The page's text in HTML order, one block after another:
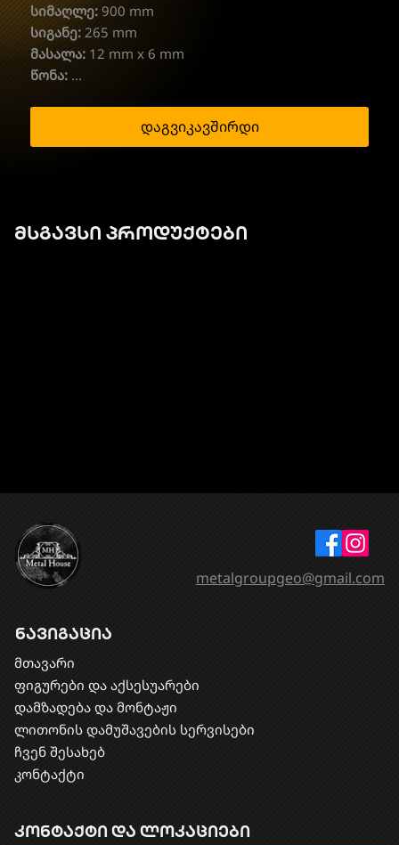
სიმაღლე: 900 mm
სიგანე: 265 mm
მასალა: 12 mm x 6 mm
წონა: ...
დაგვიკავშირდი
მსგავსი პროდუქტები
ნავიგაცია
მთავარი
ფიგურები და აქსესუარები
დამზადება და მონტაჟი
​ლითონის დამუშავების სერვისები
ჩვენ შესახებ
კონტაქტი
კონტაქტი და ლოკაციები
metalgroupgeo@gmail.com